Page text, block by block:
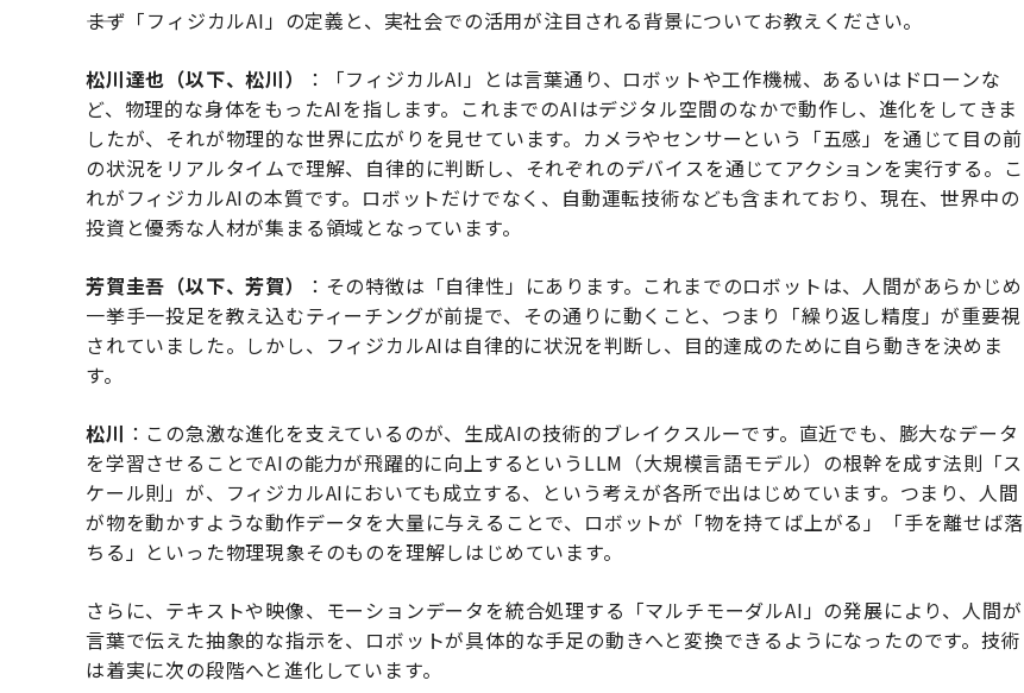
――まず「フィジカルAI」の定義と、実社会での活用が注目される背景についてお教えください。
松川達也（以下、松川）
：「フィジカルAI」とは言葉通り、ロボットや工作機械、あるいはドローンな
ど、物理的な身体をもったAIを指します。これまでのAIはデジタル空間のなかで動作し、進化をしてきま
したが、それが物理的な世界に広がりを見せています。カメラやセンサーという「五感」を通じて目の前
の状況をリアルタイムで理解、自律的に判断し、それぞれのデバイスを通じてアクションを実行する。こ
れがフィジカルAIの本質です。ロボットだけでなく、自動運転技術なども含まれており、現在、世界中の
投資と優秀な人材が集まる領域となっています。
芳賀圭吾（以下、芳賀）
：その特徴は「自律性」にあります。これまでのロボットは、人間があらかじめ
一挙手一投足を教え込むティーチングが前提で、その通りに動くこと、つまり「繰り返し精度」が重要視
されていました。しかし、フィジカルAIは自律的に状況を判断し、目的達成のために自ら動きを決めま
す。
松川 ：この急激な進化を支えているのが、生成AIの技術的ブレイクスルーです。直近でも、膨大なデータ
を学習させることでAIの能力が飛躍的に向上するというLLM（大規模言語モデル）の根幹を成す法則「ス
ケール則」が、フィジカルAIにおいても成立する、という考えが各所で出はじめています。つまり、人間
が物を動かすような動作データを大量に与えることで、ロボットが「物を持てば上がる」「手を離せば落
ちる」といった物理現象そのものを理解しはじめています。
さらに、テキストや映像、モーションデータを統合処理する「マルチモーダルAI」の発展により、人間が
言葉で伝えた抽象的な指示を、ロボットが具体的な手足の動きへと変換できるようになったのです。技術
は着実に次の段階へと進化しています。